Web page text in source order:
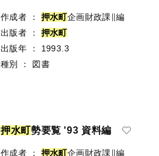
作成者 ： 押水町企画財政課∥編
出版者
： 押水町
出版年
：
1993.3
種別
： 図書
押水町勢要覧 '93 資料編
作成者 ： 押水町企画財政課∥編